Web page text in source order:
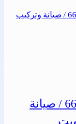
سباك الدوحة / 66610692 / صيانة وتركيب
سباك الفيحاء / 66610692 / صيانة